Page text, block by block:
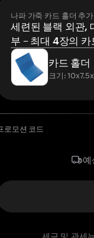
나파 가죽 카드 홀더 추가
세련된 블랙 외관,
부 – 최대 4장의
카드 홀더
크기:
로모션 코드
예
세금 및 관세